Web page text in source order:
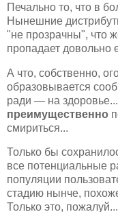
Печально то, что в
Нынешние
"не прозрачны", что
пропадает довольно
А что, собственно,
образовывается
ради — на здоровье...
преимущественно
смириться...
Только бы
все потенциальные
популяции
стадию нынче,
Только это, пожалуй...